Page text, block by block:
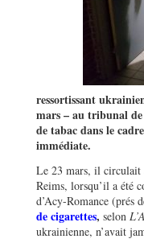
ressortissant
mars –au tribunal
de tabac dans le
immédiate.
Le 23 mars, il circulait
Reims, lorsqu’il a été
d’Acy-Romance (prés
de cigarettes, selon L’
ukrainienne, n’avait